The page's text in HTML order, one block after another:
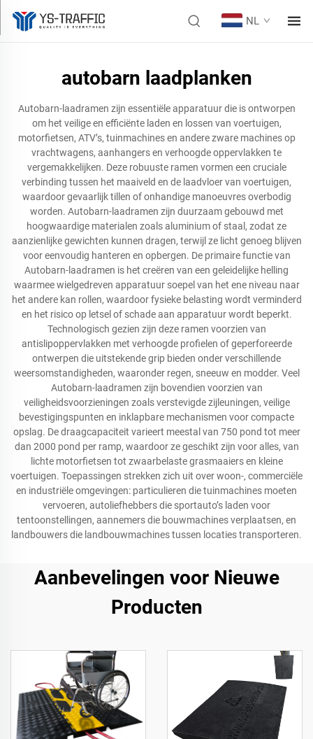
NL
autobarn laadplanken
Autobarn-laadramen zijn essentiële apparatuur die is ontworpen
om het veilige en efficiënte laden en lossen van voertuigen,
motorfietsen, ATV’s, tuinmachines en andere zware machines op
vrachtwagens, aanhangers en verhoogde oppervlakken te
vergemakkelijken. Deze robuuste ramen vormen een cruciale
verbinding tussen het maaiveld en de laadvloer van voertuigen,
waardoor gevaarlijk tillen of onhandige manoeuvres overbodig
worden. Autobarn-laadramen zijn duurzaam gebouwd met
hoogwaardige materialen zoals aluminium of staal, zodat ze
aanzienlijke gewichten kunnen dragen, terwijl ze licht genoeg blijven
voor eenvoudig hanteren en opbergen. De primaire functie van
Autobarn-laadramen is het creëren van een geleidelijke helling
waarmee wielgedreven apparatuur soepel van het ene niveau naar
het andere kan rollen, waardoor fysieke belasting wordt verminderd
en het risico op letsel of schade aan apparatuur wordt beperkt.
Technologisch gezien zijn deze ramen voorzien van
antislipoppervlakken met verhoogde profielen of geperforeerde
ontwerpen die uitstekende grip bieden onder verschillende
weersomstandigheden, waaronder regen, sneeuw en modder. Veel
Autobarn-laadramen zijn bovendien voorzien van
veiligheidsvoorzieningen zoals verstevigde zijleuningen, veilige
bevestigingspunten en inklapbare mechanismen voor compacte
opslag. De draagcapaciteit varieert meestal van 750 pond tot meer
dan 2000 pond per ramp, waardoor ze geschikt zijn voor alles, van
lichte motorfietsen tot zwaarbelaste grasmaaiers en kleine
voertuigen. Toepassingen strekken zich uit over woon-, commerciële
en industriële omgevingen: particulieren die tuinmachines moeten
vervoeren, autoliefhebbers die sportauto’s laden voor
tentoonstellingen, aannemers die bouwmachines verplaatsen, en
landbouwers die landbouwmachines tussen locaties transporteren.
Aanbevelingen voor Nieuwe
Producten